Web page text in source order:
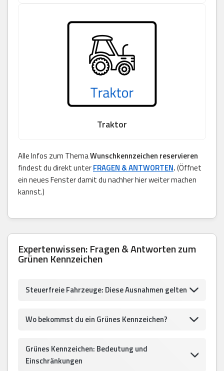
Traktor
Alle Infos zum ThemaWunschkennzeichen reservieren
findest du direkt unterFRAGEN & ANTWORTEN.(Öffnet
ein neues Fenster damit du nachher hier weiter machen
kannst.)
Expertenwissen: Fragen & Antworten zum
Grünen Kennzeichen
Steuerfreie Fahrzeuge: Diese Ausnahmen gelten
Wo bekommst du ein Grünes Kennzeichen?
Grünes Kennzeichen: Bedeutung und
Einschränkungen